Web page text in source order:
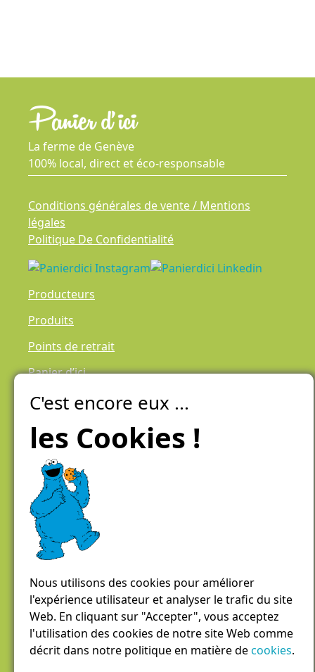
La ferme de Genève
100% local, direct et éco-responsable
Conditions générales de vente / Mentions
légales
Politique De Confidentialité
Producteurs
Produits
Points de retrait
Panier d’ici
Laiteries Réunies Genève
Créer mon compte
Chemin des Aulx 6,
1228 Plan-les-Ouates
Case postale 1055
1211 Genève 26
022 884 81 81
panierdici@lrgg.ch
C'est encore eux ...
les Cookies !
Nous utilisons des cookies pour améliorer
l'expérience utilisateur et analyser le trafic du site
Web. En cliquant sur "Accepter", vous acceptez
l'utilisation des cookies de notre site Web comme
décrit dans notre politique en matière decookies.